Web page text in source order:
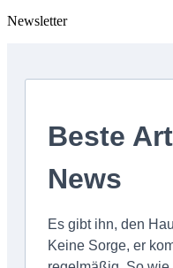
Newsletter